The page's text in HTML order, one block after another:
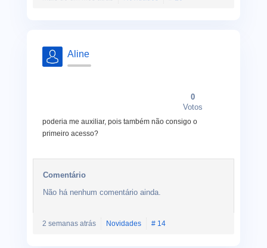
Aline
0
Votos
poderia me auxiliar, pois também não consigo o
primeiro acesso?
Comentário
Não há nenhum comentário ainda.
2 semanas atrás Novidades # 14